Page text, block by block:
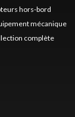
hors-bord
mécanique
complète